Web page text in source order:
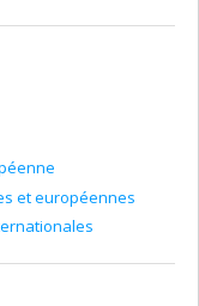
et européennes